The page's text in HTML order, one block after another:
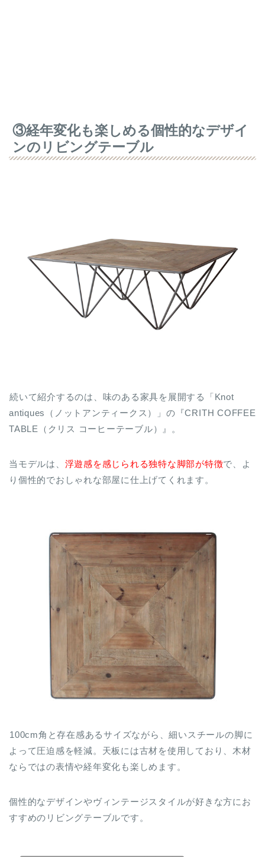
③経年変化も楽しめる個性的なデザイ
ンのリビングテーブル
続いて紹介するのは、味のある家具を展開する「Knot
antiques（ノットアンティークス）」の『CRITH COFFEE
TABLE（クリス コーヒーテーブル）』。
当モデルは、 浮遊感を感じられる独特な脚部が特徴で、よ
り個性的でおしゃれな部屋に仕上げてくれます。
100cm角と存在感あるサイズながら、細いスチールの脚に
よって圧迫感を軽減。天板には古材を使用しており、木材
ならではの表情や経年変化も楽しめます。
個性的なデザインやヴィンテージスタイルが好きな方にお
すすめのリビングテーブルです。